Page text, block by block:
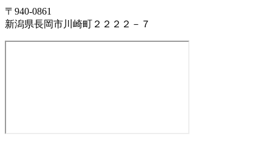
〒940-0861
新潟県長岡市川崎町２２２２－７